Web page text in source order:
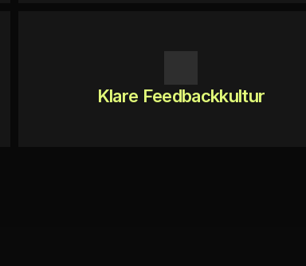
Klare Feedbackkultur